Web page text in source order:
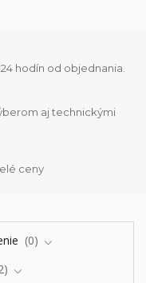
hodín od objednania.
aj technickými
ceny
0